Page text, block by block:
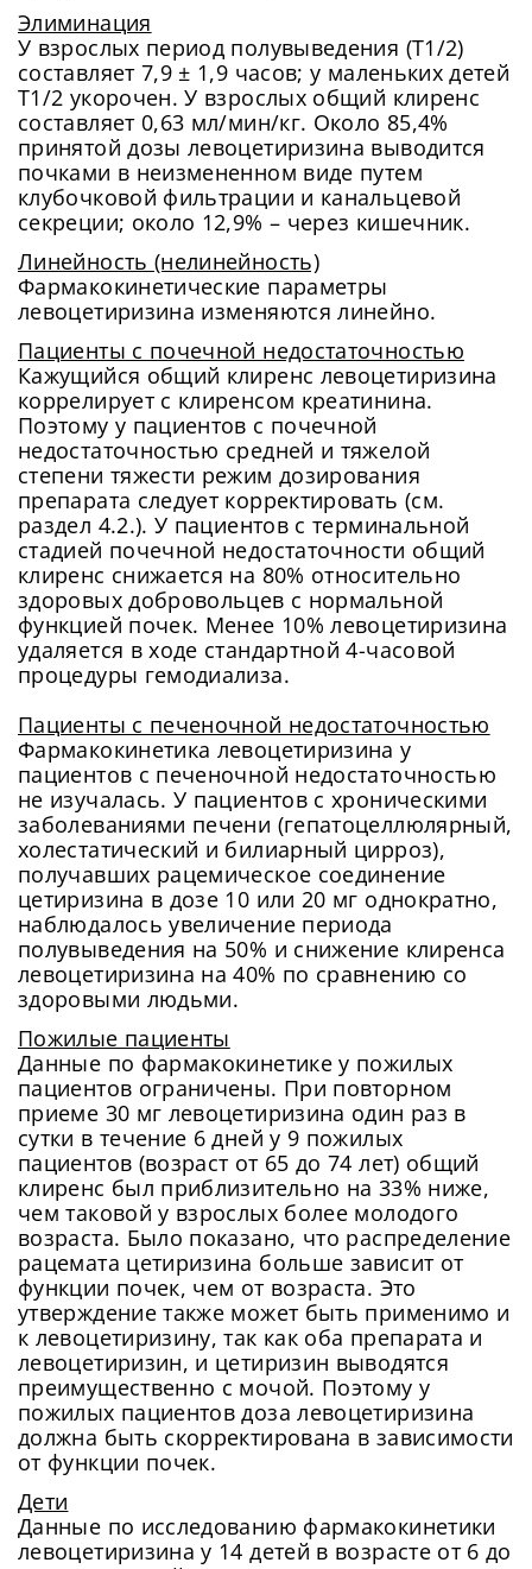
Элиминация
У взрослых период полувыведения (T1/2)
составляет 7,9 ± 1,9 часов; у маленьких детей
T1/2 укорочен. У взрослых общий клиренс
составляет 0,63 мл/мин/кг. Около 85,4%
принятой дозы левоцетиризина выводится
почками в неизмененном виде путем
клубочковой фильтрации и канальцевой
секреции; около 12,9% – через кишечник.
Линейность (нелинейность)
Фармакокинетические параметры
левоцетиризина изменяются линейно.
Пациенты с почечной недостаточностью
Кажущийся общий клиренс левоцетиризина
коррелирует с клиренсом креатинина.
Поэтому у пациентов с почечной
недостаточностью средней и тяжелой
степени тяжести режим дозирования
препарата следует корректировать (см.
раздел 4.2.). У пациентов с терминальной
стадией почечной недостаточности общий
клиренс снижается на 80% относительно
здоровых добровольцев с нормальной
функцией почек. Менее 10% левоцетиризина
удаляется в ходе стандартной 4-часовой
процедуры гемодиализа.
Пациенты с печеночной недостаточностью
Фармакокинетика левоцетиризина у
пациентов с печеночной недостаточностью
не изучалась. У пациентов с хроническими
заболеваниями печени (гепатоцеллюлярный,
холестатический и билиарный цирроз),
получавших рацемическое соединение
цетиризина в дозе 10 или 20 мг однократно,
наблюдалось увеличение периода
полувыведения на 50% и снижение клиренса
левоцетиризина на 40% по сравнению со
здоровыми людьми.
Пожилые пациенты
Данные по фармакокинетике у пожилых
пациентов ограничены. При повторном
приеме 30 мг левоцетиризина один раз в
сутки в течение 6 дней у 9 пожилых
пациентов (возраст от 65 до 74 лет) общий
клиренс был приблизительно на 33% ниже,
чем таковой у взрослых более молодого
возраста. Было показано, что распределение
рацемата цетиризина больше зависит от
функции почек, чем от возраста. Это
утверждение также может быть применимо и
к левоцетиризину, так как оба препарата и
левоцетиризин, и цетиризин выводятся
преимущественно с мочой. Поэтому у
пожилых пациентов доза левоцетиризина
должна быть скорректирована в зависимости
от функции почек.
Дети
Данные по исследованию фармакокинетики
левоцетиризина у 14 детей в возрасте от 6 до